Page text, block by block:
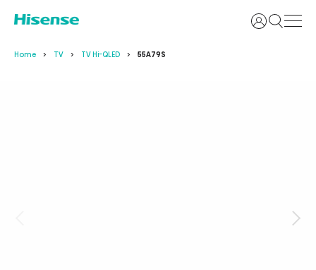
Accedi
Home TV TV Hi-QLED 55A79S